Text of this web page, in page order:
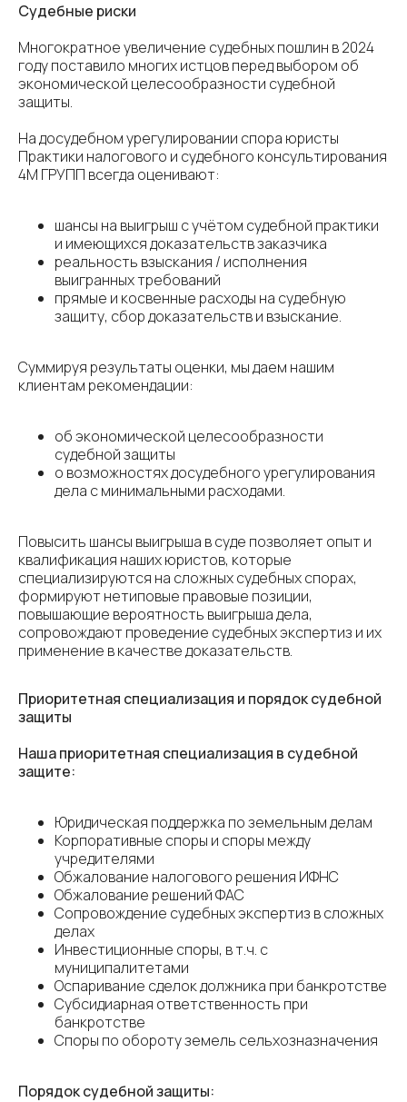
Судебные риски
Многократное увеличение судебных пошлин в 2024
году поставило многих истцов перед выбором об
экономической целесообразности судебной
защиты.
На досудебном урегулировании спора юристы
Практики налогового и судебного консультирования
4М ГРУПП всегда оценивают:
шансы на выигрыш с учётом судебной практики
и имеющихся доказательств заказчика
реальность взыскания / исполнения
выигранных требований
прямые и косвенные расходы на судебную
защиту, сбор доказательств и взыскание.
Суммируя результаты оценки, мы даем нашим
клиентам рекомендации:
об экономической целесообразности
судебной защиты
о возможностях досудебного урегулирования
дела с минимальными расходами.
Повысить шансы выигрыша в суде позволяет опыт и
квалификация наших юристов, которые
специализируются на сложных судебных спорах,
формируют нетиповые правовые позиции,
повышающие вероятность выигрыша дела,
сопровождают проведение судебных экспертиз и их
применение в качестве доказательств.
Приоритетная специализация и порядок судебной
защиты
Наша приоритетная специализация в судебной
защите:
Юридическая поддержка по земельным делам
Корпоративные споры и споры между
учредителями
Обжалование налогового решения ИФНС
Обжалование решений ФАС
Сопровождение судебных экспертиз в сложных
делах
Инвестиционные споры, в т.ч. с
муниципалитетами
Оспаривание сделок должника при банкротстве
Субсидиарная ответственность при
банкротстве
Споры по обороту земель сельхозназначения
Порядок судебной защиты: